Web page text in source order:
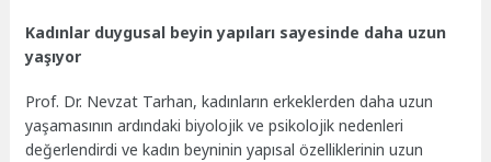
Kadınlar duygusal beyin yapıları sayesinde daha uzun
yaşıyor
Prof. Dr. Nevzat Tarhan, kadınların erkeklerden daha uzun
yaşamasının ardındaki biyolojik ve psikolojik nedenleri
değerlendirdi ve kadın beyninin yapısal özelliklerinin uzun